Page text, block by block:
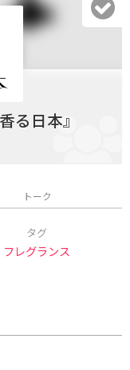
る日本』
トーク
タグ
フレグランス